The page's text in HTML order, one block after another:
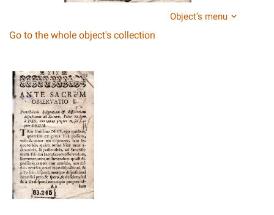
Object's menu
Go to the whole object's collection